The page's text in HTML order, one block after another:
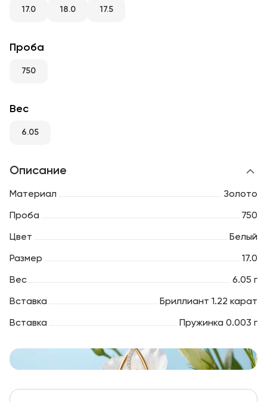
RU ENG
17.0 18.0 17.5
Проба
750
Вес
6.05
Описание
Материал Золото
Проба 750
Цвет Белый
Размер 17.0
Вес 6.05 г
Вставка Бриллиант 1.22 карат
Вставка Пружинка 0.003 г